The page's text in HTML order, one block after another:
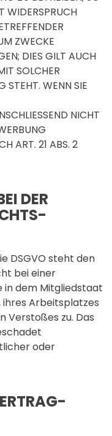
WIDERSPRUCH
ZWECKE
DIES GILT AUCH
SOLCHER
STEHT. WENN SIE
NICHT
ART. 21 ABS. 2
DER
DSGVO steht den
bei einer
in dem Mitgliedstaat
Arbeitsplatzes
Verstoßes zu. Das
oder